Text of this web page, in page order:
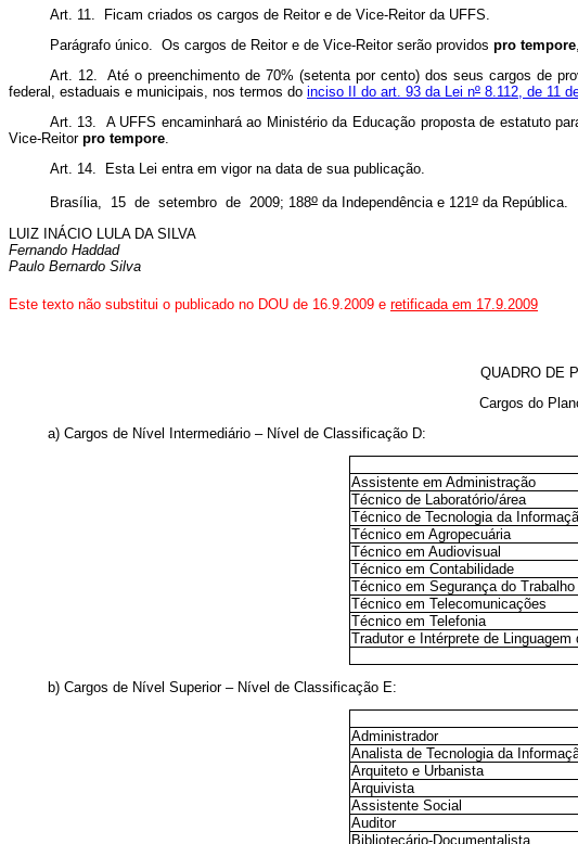
Art. 11. Ficam criados os cargos de Reitor e de Vice-Reitor da UFFS.
Parágrafo único. Os cargos de Reitor e de Vice-Reitor serão providos pro tempore
Art. 12. Até o preenchimento de 70% (setenta por cento) dos seus cargos de
federal, estaduais e municipais, nos termos do inciso II do art. 93 da Lei nº 8.112, de 11
Art. 13. A UFFS encaminhará ao Ministério da Educação proposta de estatuto
Vice-Reitor pro tempore.
Art. 14. Esta Lei entra em vigor na data de sua publicação.
Brasília, 15 de setembro de 2009; 188oda Independência e 121oda República.
LUIZ INÁCIO LULA DA SILVA
Fernando Haddad
Paulo Bernardo Silva
Este texto não substitui o publicado no DOU de 16.9.2009 e retificada em 17.9.2009
QUADRO DE
Cargos do
a) Cargos de Nível Intermediário – Nível de Classificação D:
Assistente em Administração
Técnico de Laboratório/área
Técnico de Tecnologia da
Técnico em Agropecuária
Técnico em Audiovisual
Técnico em Contabilidade
Técnico em Segurança do Trabalho
Técnico em Telecomunicações
Técnico em Telefonia
Tradutor e Intérprete de Linguagem
b) Cargos de Nível Superior – Nível de Classificação E:
Administrador
Analista de Tecnologia da
Arquiteto e Urbanista
Arquivista
Assistente Social
Auditor
Bibliotecário-Documentalista